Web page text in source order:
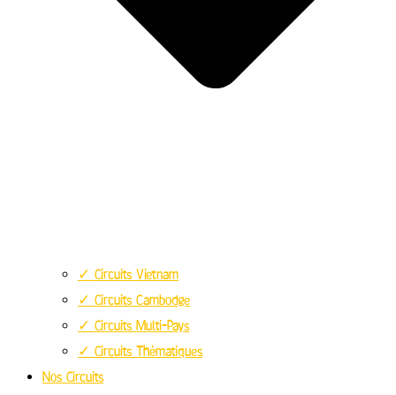
✓ Circuits Vietnam
✓ Circuits Cambodge
✓ Circuits Multi-Pays
✓ Circuits Thématiques
Nos Circuits